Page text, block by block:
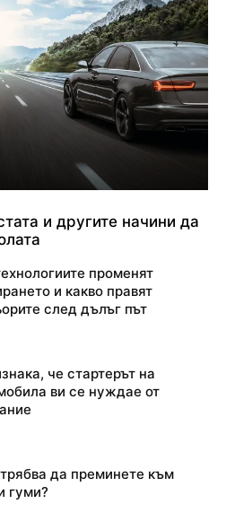
и другите начини да
променят
и какво правят
след дълъг път
че стартерът на
ви се нуждае от
да преминете към
гуми?